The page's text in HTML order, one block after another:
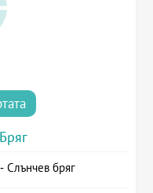
Слънчев бряг